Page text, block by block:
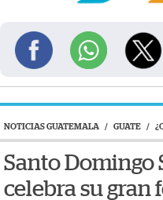
NOTICIAS GUATEMALA / GUATE /
Santo Domingo
celebra su gran